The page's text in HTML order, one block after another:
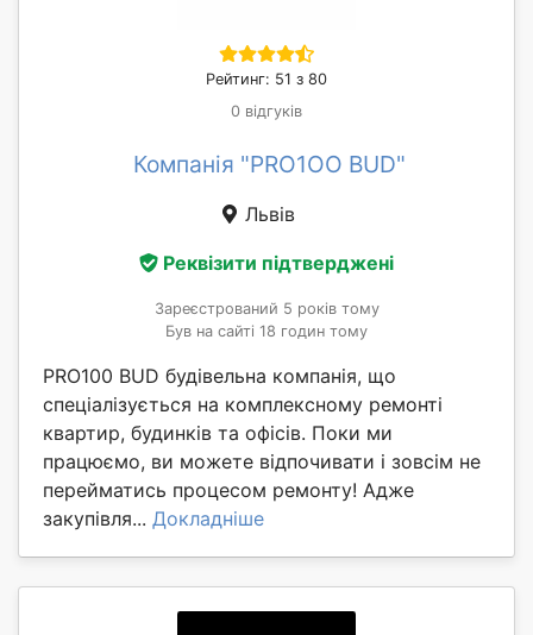
Рейтинг: 51 з 80
0 відгуків
Компанія "PRO1OO BUD"
Львів
Реквізити підтверджені
Зареєстрований 5 років тому
Був на сайті 18 годин тому
PRO100 BUD будівельна компанія, що
спеціалізується на комплексному ремонті
квартир, будинків та офісів. Поки ми
працюємо, ви можете відпочивати і зовсім не
перейматись процесом ремонту! Адже
закупівля... Докладніше